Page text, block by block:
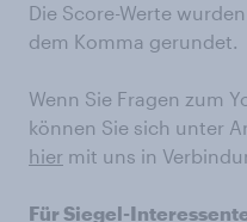
Die Score-Werte
dem Komma gerundet.
Wenn Sie Fragen zum
können Sie sich unter
hier mit uns in
Für Siegel-